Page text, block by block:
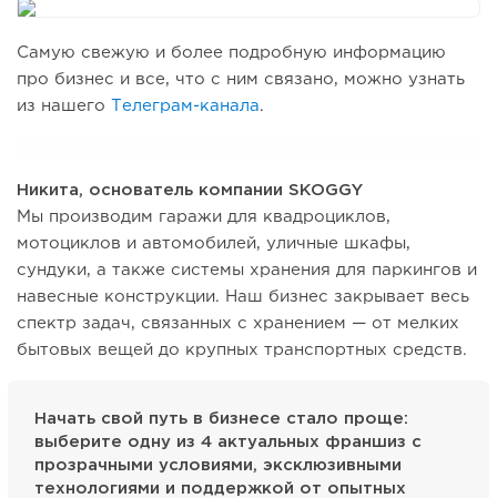
Самую свежую и более подробную информацию
про бизнес и все, что с ним связано, можно узнать
из нашего
Телеграм-канала.
Никита, основатель компании SKOGGY
Мы производим гаражи для квадроциклов,
мотоциклов и автомобилей, уличные шкафы,
сундуки, а также системы хранения для паркингов и
навесные конструкции. Наш бизнес закрывает весь
спектр задач, связанных с хранением — от мелких
бытовых вещей до крупных транспортных средств.
Начать свой путь в бизнесе стало проще:
выберите одну из 4 актуальных франшиз с
прозрачными условиями, эксклюзивными
технологиями и поддержкой от опытных